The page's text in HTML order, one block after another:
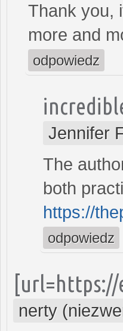
Thank you,
more and
odpowiedz
Jennifer
The
both
https://
odpowiedz
nerty